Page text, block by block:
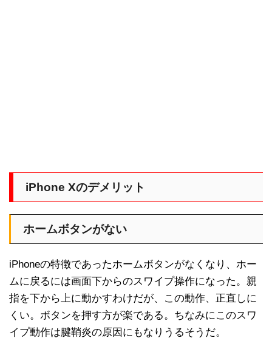
iPhone Xのデメリット
ホームボタンがない
iPhoneの特徴であったホームボタンがなくなり、ホー
ムに戻るには画面下からのスワイプ操作になった。親
指を下から上に動かすわけだが、この動作、正直しに
くい。ボタンを押す方が楽である。ちなみにこのスワ
イプ動作は腱鞘炎の原因にもなりうるそうだ。